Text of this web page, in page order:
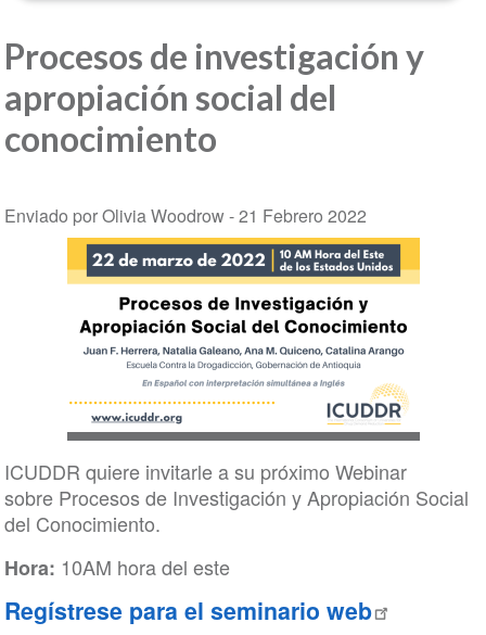
Procesos de investigación y
apropiación social del
conocimiento
Enviado por Olivia Woodrow -21 Febrero 2022
ICUDDR quiere invitarle a su próximo Webinar
sobre Procesos de Investigación y Apropiación Social
del Conocimiento.
Hora: 10AM hora del este
Regístrese para el seminario web